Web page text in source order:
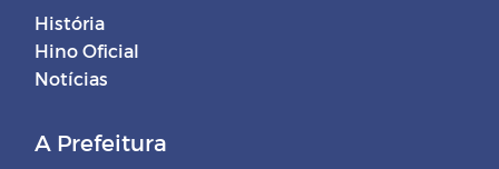
História
Hino Oficial
Notícias
A Prefeitura